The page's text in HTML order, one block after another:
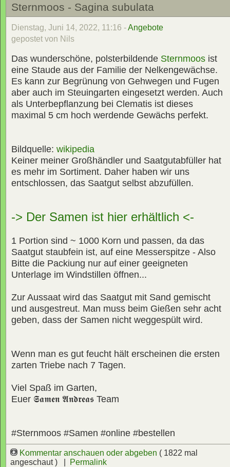
Sternmoos - Sagina subulata
Dienstag, Juni 14, 2022, 11:16 -Angebote
gepostet von Nils
Das wunderschöne, polsterbildende Sternmoos ist
eine Staude aus der Familie der Nelkengewächse.
Es kann zur Begrünung von Gehwegen und Fugen
aber auch im Steuingarten eingesetzt werden. Auch
als Unterbepflanzung bei Clematis ist dieses
maximal 5 cm hoch werdende Gewächs perfekt.
Bildquelle: wikipedia
Keiner meiner Großhändler und Saatgutabfüller hat
es mehr im Sortiment. Daher haben wir uns
entschlossen, das Saatgut selbst abzufüllen.
-> Der Samen ist hier erhältlich <-
1 Portion sind ~ 1000 Korn und passen, da das
Saatgut staubfein ist, auf eine Messerspitze - Also
Bitte die Packiung nur auf einer geeigneten
Unterlage im Windstillen öffnen...
Zur Aussaat wird das Saatgut mit Sand gemischt
und ausgestreut. Man muss beim Gießen sehr acht
geben, dass der Samen nicht weggespült wird.
Wenn man es gut feucht hält erscheinen die ersten
zarten Triebe nach 7 Tagen.
Viel Spaß im Garten,
Euer 𝕾𝖆𝖒𝖊𝖓 𝕬𝖓𝖉𝖗𝖊𝖆𝖘 Team
#Sternmoos #Samen #online #bestellen
Kommentar anschauen oder abgeben ( 1822 mal
angeschaut ) |
Permalink